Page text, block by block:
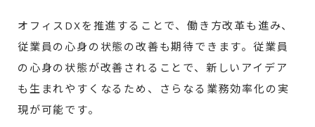
オフィスDXを推進することで、働き方改革も進み、
従業員の心身の状態の改善も期待できます。従業員
の心身の状態が改善されることで、新しいアイデア
も生まれやすくなるため、さらなる業務効率化の実
現が可能です。